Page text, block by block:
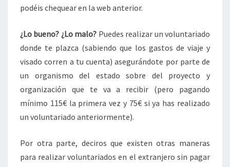
podéis chequear en la web anterior.
¿Lo bueno? ¿Lo malo? Puedes realizar un voluntariado
donde te plazca (sabiendo que los gastos de viaje y
visado corren a tu cuenta) asegurándote por parte de
un organismo del estado sobre del proyecto y
organización que te va a recibir (pero pagando
mínimo 115€ la primera vez y 75€ si ya has realizado
un voluntariado anteriormente).
Por otra parte, deciros que existen otras maneras
para realizar voluntariados en el extranjero sin pagar